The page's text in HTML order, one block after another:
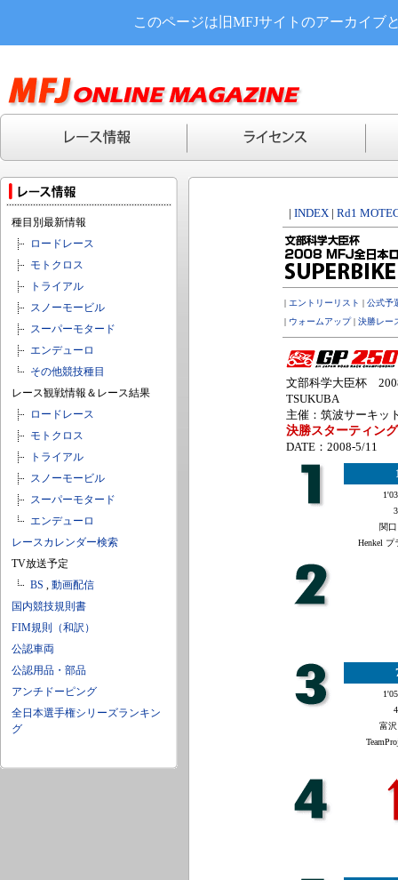
このページは旧MFJサイトのアーカイブ
種目別最新情報
ロードレース
モトクロス
トライアル
スノーモービル
スーパーモタード
エンデューロ
その他競技種目
レース観戦情報＆レース結果
ロードレース
モトクロス
トライアル
スノーモービル
スーパーモタード
エンデューロ
レースカレンダー検索
TV放送予定
BS , 動画配信
国内競技規則書
FIM規則（和訳）
公認車両
公認用品・部品
アンチドーピング
全日本選手権シリーズランキン
グ
| INDEX | Rd1
| エントリーリスト | 公式予
| ウォームアップ| 決勝レー
文部科学大臣杯
TSUKUBA
主催：筑波サーキッ
決勝スターティン
DATE：2008-5/11
関
Henkel プ
富